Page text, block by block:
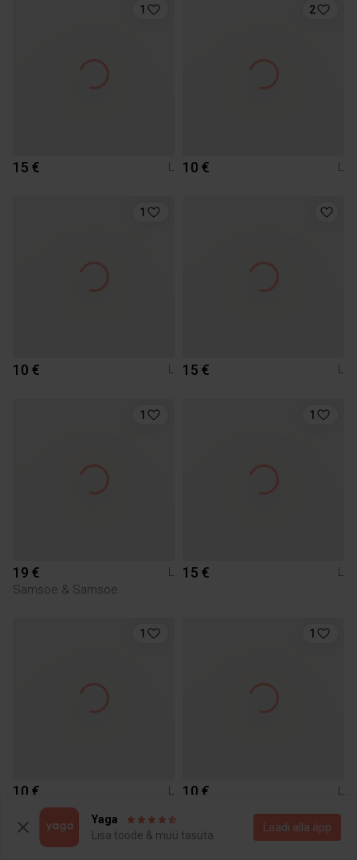
1
15 € L
2
10 € L
1
10 € L 15 € L
1
19 €
L
Samsoe & Samsoe
1
15 € L
1
10 € L
1
10 € L
1
Yaga
Lisa toode & müü tasuta
Laadi alla äpp